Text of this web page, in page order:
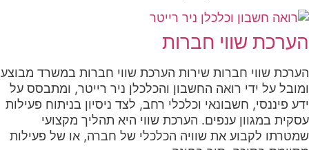
הערכת שווי חברות
הערכת שווי חברות שירות הערכת שווי חברות במשרד מבוצע
ומובל על ידי רואה החשבון והכלכלן ניר רייטר, ומתבסס על
ידע פיננסי, חשבונאי וכלכלי רחב, לצד ניסיון בניתוח פעילות
עסקית במגוון ענפים. הערכת שווי היא תהליך מקצועי
שמטרתו לקבוע את שוויה הכלכלי של חברה, או של פעילות